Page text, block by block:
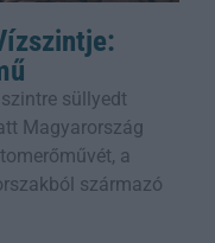
süllyedt
Magyarország
a
származó